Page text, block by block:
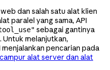
dan salah satu alat klien
paralel yang sama, API
sebagai gantinya
Untuk melanjutkan,
menjalankan pencarian pada
alat server dan alat